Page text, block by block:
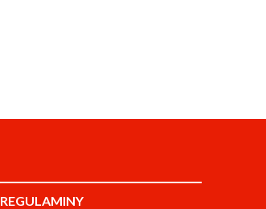
REGULAMINY